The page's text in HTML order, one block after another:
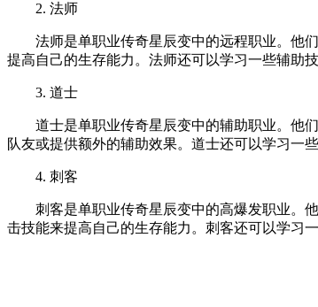
2. 法师
法师是单职业传奇星辰变中的远程职业。他们
提高自己的生存能力。法师还可以学习一些辅助
3. 道士
道士是单职业传奇星辰变中的辅助职业。他们
队友或提供额外的辅助效果。道士还可以学习一
4. 刺客
刺客是单职业传奇星辰变中的高爆发职业。他
击技能来提高自己的生存能力。刺客还可以学习